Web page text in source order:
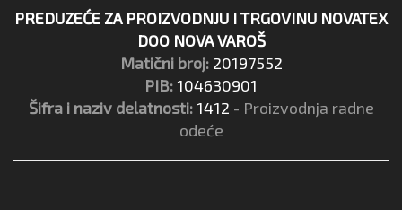
PREDUZEĆE ZA PROIZVODNJU I TRGOVINU NOVATEX
DOO NOVA VAROŠ
Matični broj: 20197552
PIB: 104630901
Šifra i naziv delatnosti: 1412 - Proizvodnja radne
odeće